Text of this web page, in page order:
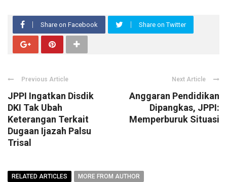
Share on Facebook Share on Twitter
Previous Article
JPPI Ingatkan Disdik
DKI Tak Ubah
Keterangan Terkait
Dugaan Ijazah Palsu
Trisal
Next Article
Anggaran Pendidikan
Dipangkas, JPPI:
Memperburuk Situasi
RELATED ARTICLES MORE FROM AUTHOR